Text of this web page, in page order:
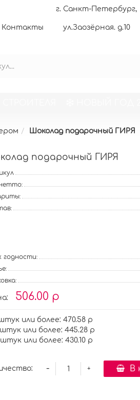
Контакты
г. Санкт-Петербург,
ул.Заозёрная. д.10
Шоколад подарочный ГИРЯ
подарочный ГИРЯ
годности:
506.00 р
или более: 470.58 р
или более: 445.28 р
или более: 430.10 р
+
- В